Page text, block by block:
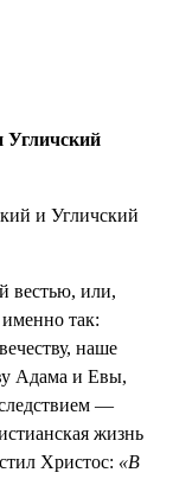
Угличский
и Угличский
вестью, или,
так:
наше
Адама и Евы,
—
жизнь
Христос: «В